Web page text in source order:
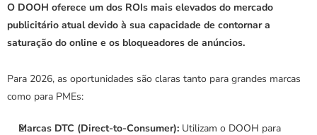
O DOOH oferece um dos ROIs mais elevados do mercado
publicitário atual devido à sua capacidade de contornar a
saturação do online e os bloqueadores de anúncios.
Para 2026, as oportunidades são claras tanto para grandes marcas
como para PMEs:
Marcas DTC (Direct-to-Consumer): Utilizam o DOOH para